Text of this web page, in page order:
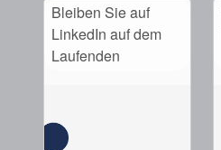
Bleiben Sie auf
LinkedIn auf dem
Laufenden